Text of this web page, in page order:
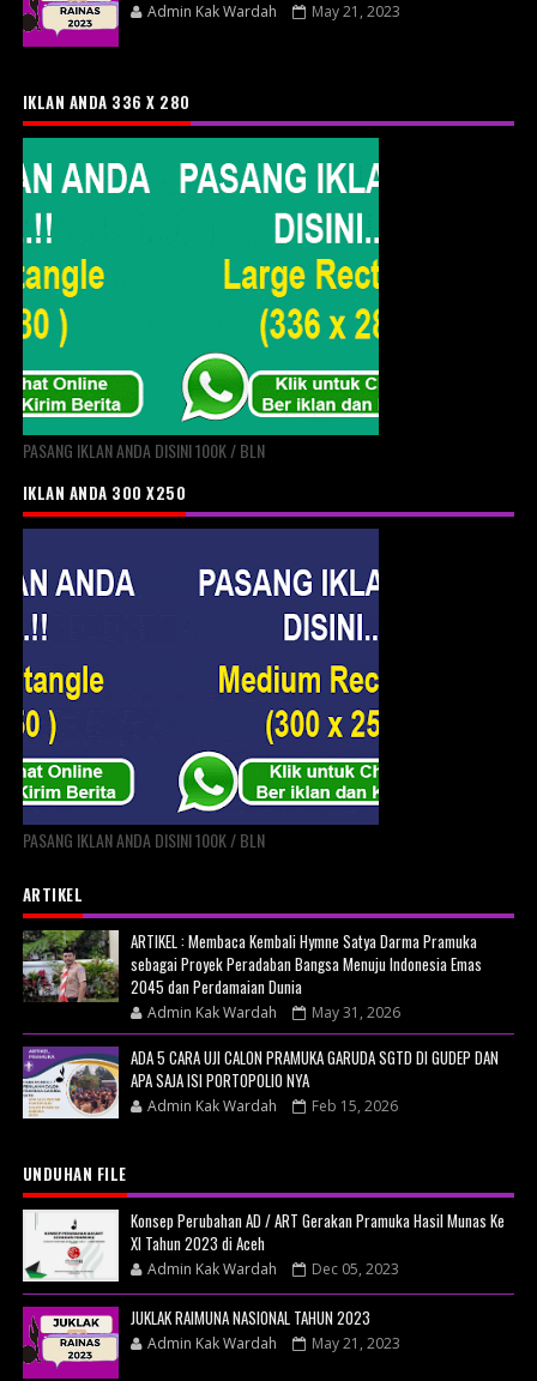
Admin Kak Wardah May 21, 2023
IKLAN ANDA 336 X 280
PASANG IKLAN ANDA DISINI 100K / BLN
IKLAN ANDA 300 X250
PASANG IKLAN ANDA DISINI 100K / BLN
ARTIKEL
ARTIKEL : Membaca Kembali Hymne Satya Darma Pramuka
sebagai Proyek Peradaban Bangsa Menuju Indonesia Emas
2045 dan Perdamaian Dunia
Admin Kak Wardah May 31, 2026
ADA 5 CARA UJI CALON PRAMUKA GARUDA SGTD DI GUDEP DAN
APA SAJA ISI PORTOPOLIO NYA
Admin Kak Wardah Feb 15, 2026
UNDUHAN FILE
Konsep Perubahan AD / ART Gerakan Pramuka Hasil Munas Ke
XI Tahun 2023 di Aceh
Admin Kak Wardah Dec 05, 2023
JUKLAK RAIMUNA NASIONAL TAHUN 2023
Admin Kak Wardah May 21, 2023